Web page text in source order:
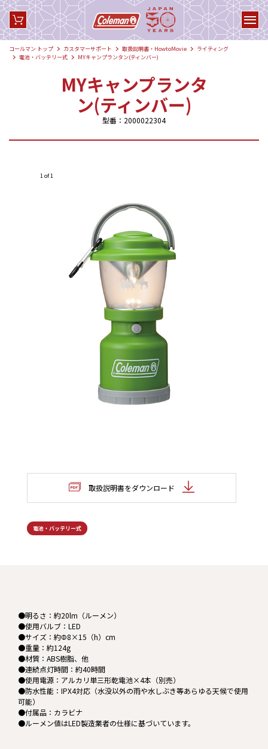
コールマン トップ カスタマーサポート 取扱説明書・HowtoMovie
ライティング
電池・バッテリー式
MYキャンプランタン(ティンバー)
MYキャンプランタ
ン(ティンバー)
型番：2000022304
1 of 1
取扱説明書をダウンロード
電池・バッテリー式
●明るさ：約20lm（ルーメン）
●使用バルブ：LED
●サイズ：約Φ8×15（h）cm
●重量：約124g
●材質：ABS樹脂、他
●連続点灯時間：約40時間
●使用電源：アルカリ単三形乾電池×4本（別売）
●防水性能：IPX4対応（水没以外の雨や水しぶき等あらゆる天候で使用
可能）
●付属品：カラビナ
●ルーメン値はLED製造業者の仕様に基づいています。